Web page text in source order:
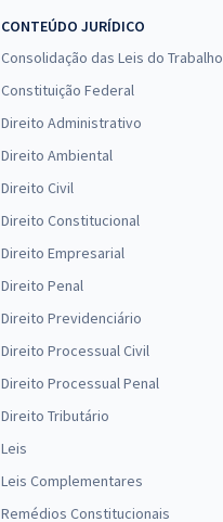
CONTEÚDO JURÍDICO
Consolidação das Leis do Trabalho
Constituição Federal
Direito Administrativo
Direito Ambiental
Direito Civil
Direito Constitucional
Direito Empresarial
Direito Penal
Direito Previdenciário
Direito Processual Civil
Direito Processual Penal
Direito Tributário
Leis
Leis Complementares
Remédios Constitucionais